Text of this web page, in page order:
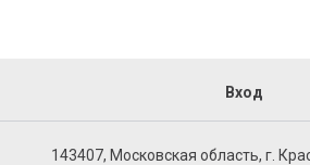
Вход
143407, Московская область, г.